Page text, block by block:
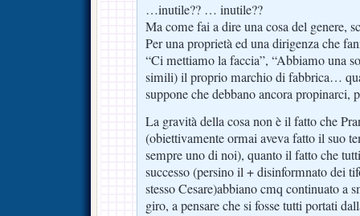
…inutile?? … inutile??
Ma come fai a dire una cosa del genere,
Per una proprietà ed una dirigenza che
“Ci mettiamo la faccia”, “Abbiamo una
simili) il proprio marchio di fabbrica…
suppone che debbano ancora propinarci,
La gravità della cosa non è il fatto che
(obiettivamente ormai aveva fatto il suo
sempre uno di noi), quanto il fatto che
successo (persino il + disinformnato dei
stesso Cesare)abbiano cmq continuato a
giro, a pensare che si fosse tutti portati